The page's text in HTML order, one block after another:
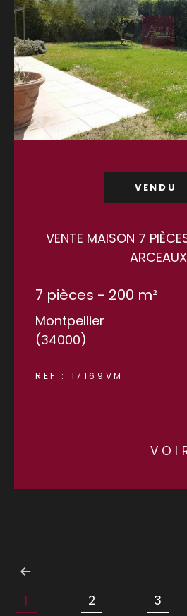
VENDU
VENTE MAISON 7
ARCEAUX
7 pièces - 200 m²
Montpellier
(34000)
REF : 17169VM
1 2 3